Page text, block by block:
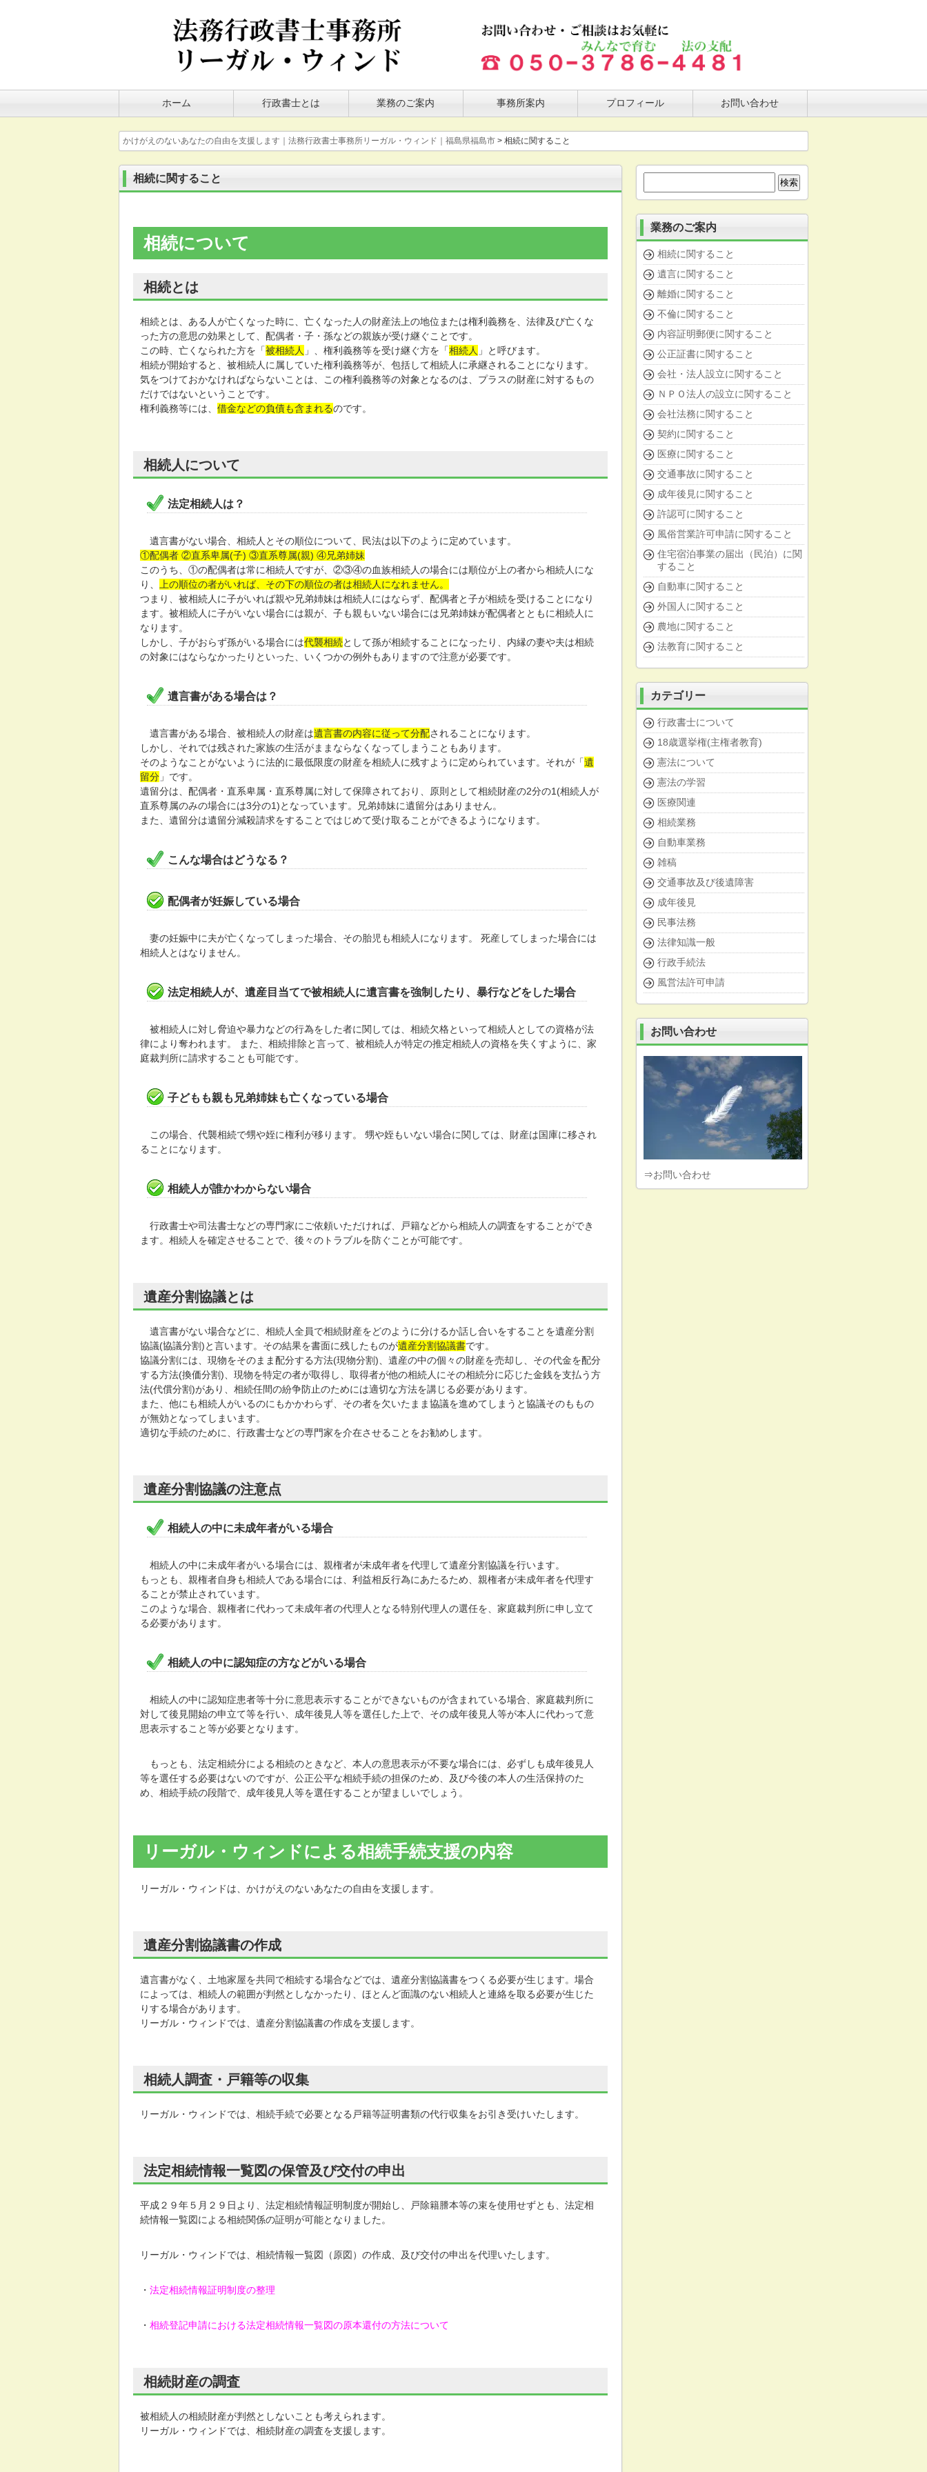
ホーム 行政書士とは 業務のご案内 事務所案内 プロフィール お問い合わせ
かけがえのないあなたの自由を支援します｜法務行政書士事務所リーガル・ウィンド｜福島県福島市 > 相続に関すること
相続に関すること
相続について
相続とは
相続とは、ある人が亡くなった時に、亡くなった人の財産法上の地位または権利義務を、法律及び亡くな
った方の意思の効果として、配偶者・子・孫などの親族が受け継ぐことです。
この時、亡くなられた方を「被相続人 」、権利義務等を受け継ぐ方を「相続人 」と呼びます。
相続が開始すると、被相続人に属していた権利義務等が、包括して相続人に承継されることになります。
気をつけておかなければならないことは、この権利義務等の対象となるのは、プラスの財産に対するもの
だけではないということです。
権利義務等には、 借金などの負債も含まれるのです。
相続人について
法定相続人は？
遺言書がない場合、相続人とその順位について、民法は以下のように定めています。
①配偶者 ②直系卑属(子) ③直系尊属(親) ④兄弟姉妹
このうち、①の配偶者は常に相続人ですが、②③④の血族相続人の場合には順位が上の者から相続人にな
り、
上の順位の者がいれば、その下の順位の者は相続人になれません。
つまり、被相続人に子がいれば親や兄弟姉妹は相続人にはならず、配偶者と子が相続を受けることになり
ます。被相続人に子がいない場合には親が、子も親もいない場合には兄弟姉妹が配偶者とともに相続人に
なります。
しかし、子がおらず孫がいる場合には代襲相続として孫が相続することになったり、内縁の妻や夫は相続
の対象にはならなかったりといった、いくつかの例外もありますので注意が必要です。
遺言書がある場合は？
遺言書がある場合、被相続人の財産は遺言書の内容に従って分配されることになります。
しかし、それでは残された家族の生活がままならなくなってしまうこともあります。
そのようなことがないように法的に最低限度の財産を相続人に残すように定められています。それが「遺
留分 」です。
遺留分は、配偶者・直系卑属・直系尊属に対して保障されており、原則として相続財産の2分の1(相続人が
直系尊属のみの場合には3分の1)となっています。兄弟姉妹に遺留分はありません。
また、遺留分は遺留分減殺請求をすることではじめて受け取ることができるようになります。
こんな場合はどうなる？
配偶者が妊娠している場合
妻の妊娠中に夫が亡くなってしまった場合、その胎児も相続人になります。 死産してしまった場合には
相続人とはなりません。
法定相続人が、遺産目当てで被相続人に遺言書を強制したり、暴行などをした場合
被相続人に対し脅迫や暴力などの行為をした者に関しては、相続欠格といって相続人としての資格が法
律により奪われます。 また、相続排除と言って、被相続人が特定の推定相続人の資格を失くすように、家
庭裁判所に請求することも可能です。
子どもも親も兄弟姉妹も亡くなっている場合
この場合、代襲相続で甥や姪に権利が移ります。 甥や姪もいない場合に関しては、財産は国庫に移され
ることになります。
相続人が誰かわからない場合
行政書士や司法書士などの専門家にご依頼いただければ、戸籍などから相続人の調査をすることができ
ます。相続人を確定させることで、後々のトラブルを防ぐことが可能です。
遺産分割協議とは
遺言書がない場合などに、相続人全員で相続財産をどのように分けるか話し合いをすることを遺産分割
協議(協議分割)と言います。その結果を書面に残したものが遺産分割協議書です。
協議分割には、現物をそのまま配分する方法(現物分割)、遺産の中の個々の財産を売却し、その代金を配分
する方法(換価分割)、現物を特定の者が取得し、取得者が他の相続人にその相続分に応じた金銭を支払う方
法(代償分割)があり、相続任間の紛争防止のためには適切な方法を講じる必要があります。
また、他にも相続人がいるのにもかかわらず、その者を欠いたまま協議を進めてしまうと協議そのももの
が無効となってしまいます。
適切な手続のために、行政書士などの専門家を介在させることをお勧めします。
遺産分割協議の注意点
相続人の中に未成年者がいる場合
相続人の中に未成年者がいる場合には、親権者が未成年者を代理して遺産分割協議を行います。
もっとも、親権者自身も相続人である場合には、利益相反行為にあたるため、親権者が未成年者を代理す
ることが禁止されています。
このような場合、親権者に代わって未成年者の代理人となる特別代理人の選任を、家庭裁判所に申し立て
る必要があります。
相続人の中に認知症の方などがいる場合
相続人の中に認知症患者等十分に意思表示することができないものが含まれている場合、家庭裁判所に
対して後見開始の申立て等を行い、成年後見人等を選任した上で、その成年後見人等が本人に代わって意
思表示すること等が必要となります。
もっとも、法定相続分による相続のときなど、本人の意思表示が不要な場合には、必ずしも成年後見人
等を選任する必要はないのですが、公正公平な相続手続の担保のため、及び今後の本人の生活保持のた
め、相続手続の段階で、成年後見人等を選任することが望ましいでしょう。
リーガル・ウィンドによる相続手続支援の内容
リーガル・ウィンドは、かけがえのないあなたの自由を支援します。
遺産分割協議書の作成
遺言書がなく、土地家屋を共同で相続する場合などでは、遺産分割協議書をつくる必要が生じます。場合
によっては、相続人の範囲が判然としなかったり、ほとんど面識のない相続人と連絡を取る必要が生じた
りする場合があります。
リーガル・ウィンドでは、遺産分割協議書の作成を支援します。
相続人調査・戸籍等の収集
リーガル・ウィンドでは、相続手続で必要となる戸籍等証明書類の代行収集をお引き受けいたします。
法定相続情報一覧図の保管及び交付の申出
平成２９年５月２９日より、法定相続情報証明制度が開始し、戸除籍謄本等の束を使用せずとも、法定相
続情報一覧図による相続関係の証明が可能となりました。
リーガル・ウィンドでは、相続情報一覧図（原図）の作成、及び交付の申出を代理いたします。
・ 法定相続情報証明制度の整理
・ 相続登記申請における法定相続情報一覧図の原本還付の方法について
相続財産の調査
被相続人の相続財産が判然としないことも考えられます。
リーガル・ウィンドでは、相続財産の調査を支援します。
索:
業務のご案内
相続に関すること
遺言に関すること
離婚に関すること
不倫に関すること
内容証明郵便に関すること
公正証書に関すること
会社・法人設立に関すること
ＮＰＯ法人の設立に関すること
会社法務に関すること
契約に関すること
医療に関すること
交通事故に関すること
成年後見に関すること
許認可に関すること
風俗営業許可申請に関すること
住宅宿泊事業の届出（民泊）に関
すること
自動車に関すること
外国人に関すること
農地に関すること
法教育に関すること
カテゴリー
行政書士について
18歳選挙権(主権者教育)
憲法について
憲法の学習
医療関連
相続業務
自動車業務
雑稿
交通事故及び後遺障害
成年後見
民事法務
法律知識一般
行政手続法
風営法許可申請
お問い合わせ
⇒お問い合わせ